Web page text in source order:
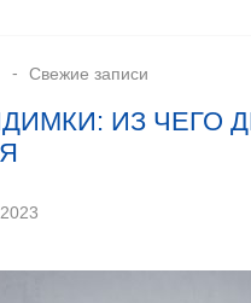
Свежие записи
ИЗ ЧЕГО